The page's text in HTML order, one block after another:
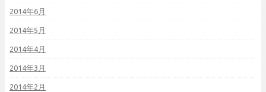
2014年6月
2014年5月
2014年4月
2014年3月
2014年2月